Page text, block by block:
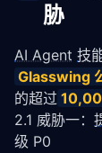
胁
AI Agent 技
Glasswing
的超过
2.1 威胁一：
级 P0